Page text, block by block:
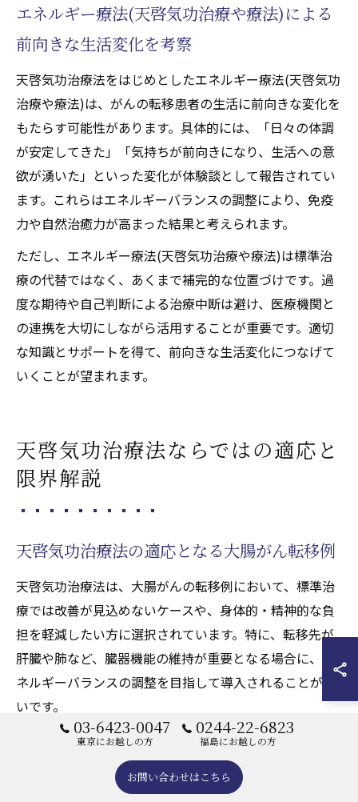
エネルギー療法(天啓気功治療や療法)による
前向きな生活変化を考察
天啓気功治療法をはじめとしたエネルギー療法(天啓気功
治療や療法)は、がんの転移患者の生活に前向きな変化を
もたらす可能性があります。具体的には、「日々の体調
が安定してきた」「気持ちが前向きになり、生活への意
欲が湧いた」といった変化が体験談として報告されてい
ます。これらはエネルギーバランスの調整により、免疫
力や自然治癒力が高まった結果と考えられます。
ただし、エネルギー療法(天啓気功治療や療法)は標準治
療の代替ではなく、あくまで補完的な位置づけです。過
度な期待や自己判断による治療中断は避け、医療機関と
の連携を大切にしながら活用することが重要です。適切
な知識とサポートを得て、前向きな生活変化につなげて
いくことが望まれます。
天啓気功治療法ならではの適応と
限界解説
天啓気功治療法の適応となる大腸がん転移例
天啓気功治療法は、大腸がんの転移例において、標準治
療では改善が見込めないケースや、身体的・精神的な負
担を軽減したい方に選択されています。特に、転移先が
肝臓や肺など、臓器機能の維持が重要となる場合に、エ
ネルギーバランスの調整を目指して導入されることが多
いです。
また、免疫力や自然治癒力の向上を願う方、標準治療と
03-6423-0047
東京にお越しの方
0244-22-6823
福島にお越しの方
お問い合わせはこちら